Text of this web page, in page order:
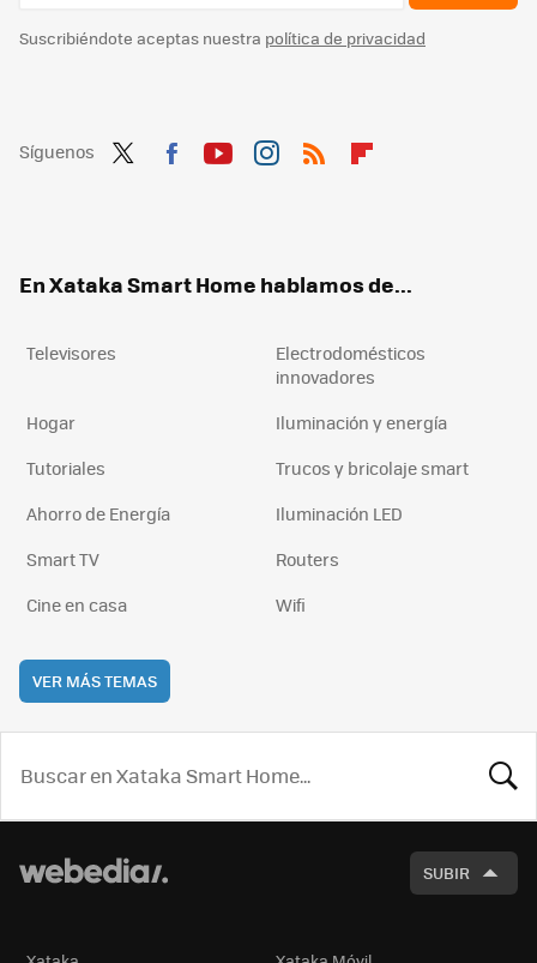
Suscribiéndote aceptas nuestra política de privacidad
Síguenos
En Xataka Smart Home hablamos de...
Televisores
Electrodomésticos
innovadores
Hogar
Iluminación y energía
Tutoriales
Trucos y bricolaje smart
Ahorro de Energía
Iluminación LED
Smart TV
Routers
Cine en casa
Wifi
VER MÁS TEMAS
SUBIR